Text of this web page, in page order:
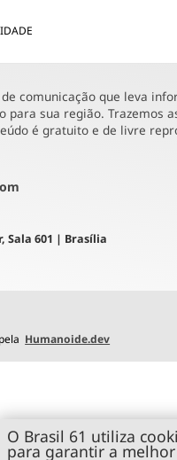
comunicação que leva
para sua região. Trazemos
é gratuito e de livre
Sala 601 | Brasília
Humanoide.dev
O Brasil 61 utiliza
para garantir a melhor